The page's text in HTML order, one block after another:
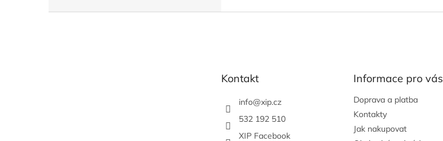
Kontakt
info@xip.cz
532 192 510
XIP Facebook
Informace pro vás
Doprava a platba
Kontakty
Jak nakupovat